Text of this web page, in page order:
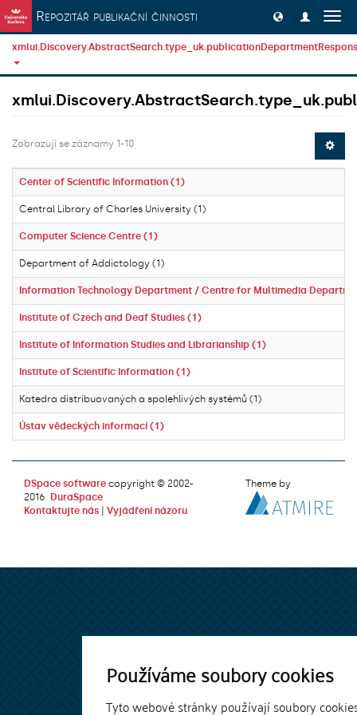
Používáme soubory cookies
Tyto webové stránky používají soubory
Přeskočit na obsah
Repozitář publikační činnosti
Zobrazují se záznamy 1-10
Center of Scientific Information (1)
Central Library of Charles University (1)
Computer Science Centre (1)
Department of Addictology (1)
Information Technology Department / Centre for Multimedia
Institute of Czech and Deaf Studies (1)
Institute of Information Studies and Librarianship (1)
Institute of Scientific Information (1)
Katedra distribuovaných a spolehlivých systémů (1)
Ústav vědeckých informací (1)
DSpace software copyright © 2002-
2016
DuraSpace
Kontaktujte nás
Vyjádření názoru
Theme by